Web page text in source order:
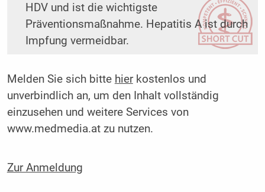
HDV und ist die wichtigste
Präventionsmaßnahme. Hepatitis A ist durch
Impfung vermeidbar.
Melden Sie sich bitte hierkostenlos und
unverbindlich an, um den Inhalt vollständig
einzusehen und weitere Services von
www.medmedia.at zu nutzen.
Zur Anmeldung